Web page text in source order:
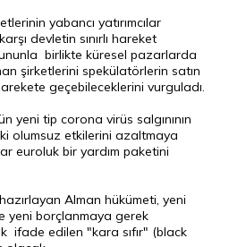
yabancı yatırımcılar
devletin sınırlı hareket
birlikte küresel pazarlarda
şirketlerini spekülatörlerin satın
geçebileceklerini vurguladı.
yeni tip corona virüs salgınının
olumsuz etkilerini azaltmaya
euroluk bir yardım paketini
Alman hükümeti, yeni
yeni borçlanmaya gerek
ifade edilen "kara sıfır" (black